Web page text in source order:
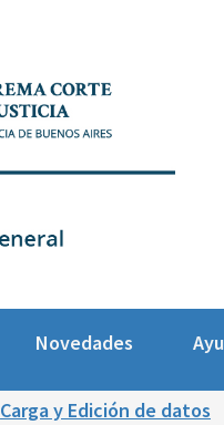
Novedades
Carga y Edición de datos